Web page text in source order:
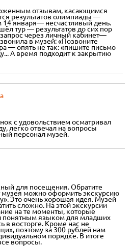
отзывам, касающимся
результатов олимпиады —
14 января— несчастливый день.
тур — результатов до сих пор
через личный кабинет—
в музей: «Позвоните
— опять не так: «пишите письмо
А время подходит к закрытию
с удовольствием осматривал
легко отвечал на вопросы
персонал музей.
для посещения. Обратите
музея можно оформить экскурсию
Это очень хорошая идея. Музей
сложно. На этой экскурсии
на те моменты, которые
понятным языком для младших
в восторге. Кроме нас не
поэтому за 300 рублей нам
порядке. В итоге
вопросы.